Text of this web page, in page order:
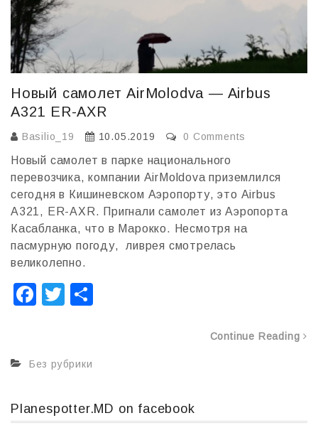
Новый самолет AirMolodva — Airbus
A321 ER-AXR
Basilio_19 10.05.2019 0 Comments
Новый самолет в парке национального
перевозчика, компании AirMoldova приземлился
сегодня в Кишиневском Аэропорту, это Airbus
A321, ER-AXR. Пригнали самолет из Аэропорта
Касабланка, что в Марокко. Несмотря на
пасмурную погоду, ливрея смотрелась
великолепно.
F
e
o
o
T
er
в
и
Continue Reading
Без рубрики
Planespotter.MD on facebook